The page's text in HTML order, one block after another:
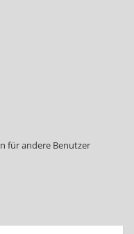
für andere Benutzer